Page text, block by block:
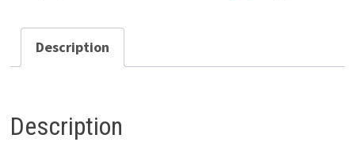
Description
Description